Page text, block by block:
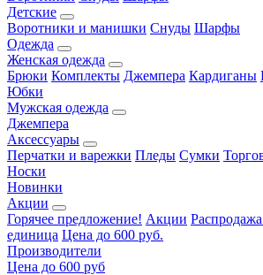
Детские
Воротники и манишки Снуды Шарфы
Одежда
Женская одежда
Брюки Комплекты Джемпера Кардиганы
Юбки
Мужская одежда
Джемпера
Аксессуары
Перчатки и варежки Пледы Сумки
Носки
Новинки
Акции
Горячее предложение! Акции
единица Цена до 600 руб.
Производители
Цена до 600 руб